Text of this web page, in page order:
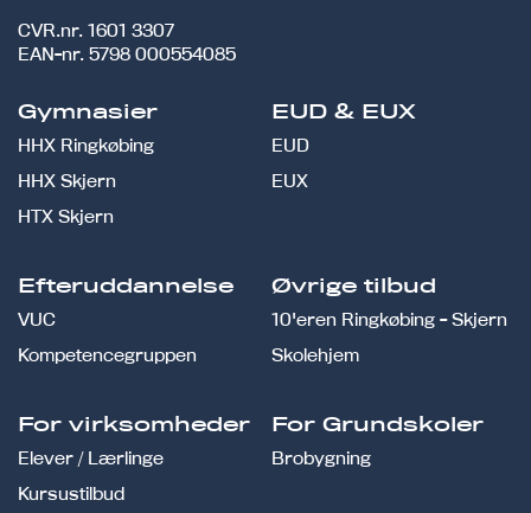
CVR.nr. 1601 3307
EAN-nr. 5798 000554085
Gymnasier
HHX Ringkøbing
HHX Skjern
HTX Skjern
EUD & EUX
EUD
EUX
Efteruddannelse
VUC
Kompetencegruppen
Øvrige tilbud
10'eren Ringkøbing - Skjern
Skolehjem
For virksomheder
Elever / Lærlinge
Kursustilbud
For Grundskoler
Brobygning